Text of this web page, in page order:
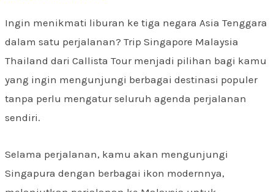
Ingin menikmati liburan ke tiga negara Asia Tenggara
dalam satu perjalanan? Trip Singapore Malaysia
Thailand dari Callista Tour menjadi pilihan bagi kamu
yang ingin mengunjungi berbagai destinasi populer
tanpa perlu mengatur seluruh agenda perjalanan
sendiri.
Selama perjalanan, kamu akan mengunjungi
Singapura dengan berbagai ikon modernnya,